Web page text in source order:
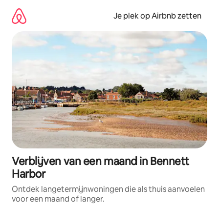
direct
naar
Je plek op Airbnb zetten
Verblijven van een maand in Bennett
Harbor
Ontdek langetermijnwoningen die als thuis aanvoelen
voor een maand of langer.